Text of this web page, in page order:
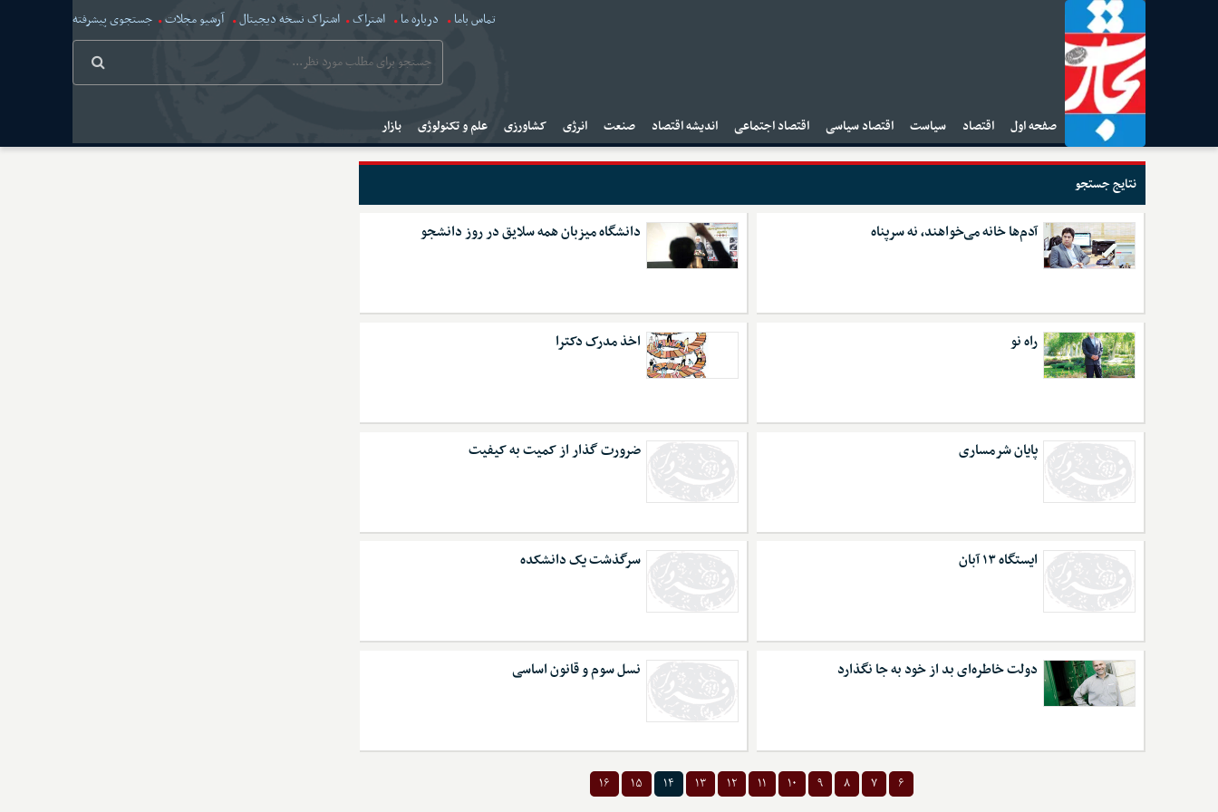
تماس باما درباره ما اشتراک اشتراک نسخه دیجیتال آرشیو مجلات جستجوی پیشرفته
صفحه اول اقتصاد سیاست اقتصاد سیاسی اقتصاد اجتماعی اندیشه اقتصاد صنعت انرژی کشاورزی علم و تکنولوژی بازار
نتایج جستجو
آدم‌ها خانه می‌خواهند، نه سرپناه دانشگاه میزبان همه سلایق در روز دانشجو
راه نو اخذ مدرک دکترا
پایان شرمساری ضرورت گذار از کمیت به کیفیت
ایستگاه ۱۳ آبان سرگذشت یک دانشکده
دولت خاطره‌ای بد از خود به جا نگذارد نسل سوم و قانون اساسی
۶ ۷ ۸ ۹ ۱۰ ۱۱ ۱۲ ۱۳ ۱۴ ۱۵ ۱۶